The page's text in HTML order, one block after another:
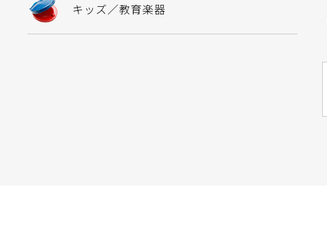
キッズ／教育楽器